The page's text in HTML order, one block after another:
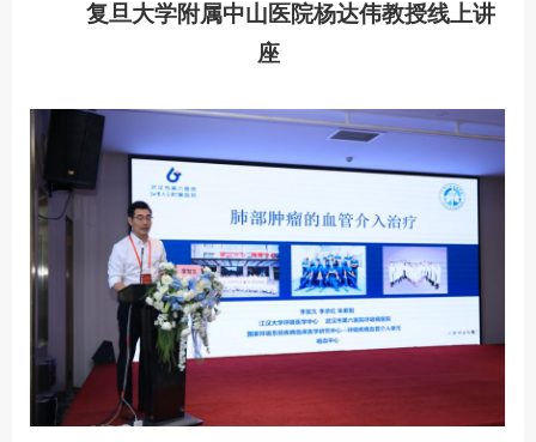
复旦大学附属中山医院杨达伟教授线上讲
座